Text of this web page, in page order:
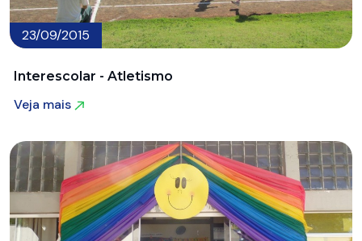
23/09/2015
Interescolar - Atletismo
Veja mais